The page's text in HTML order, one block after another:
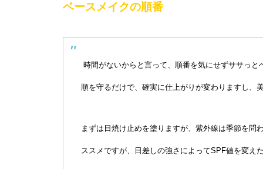
ベースメイクの順番
時間がないからと言って、順番を気にせずササっ
順を守るだけで、確実に仕上がりが変わりますし、
まずは日焼け止めを塗りますが、紫外線は季節を問
ススメですが、日差しの強さによってSPF値を変え